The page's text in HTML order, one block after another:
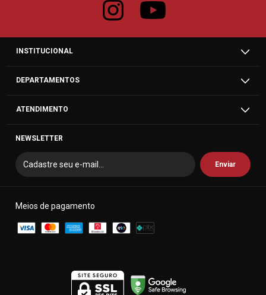
INSTITUCIONAL
DEPARTAMENTOS
ATENDIMENTO
NEWSLETTER
Meios de pagamento